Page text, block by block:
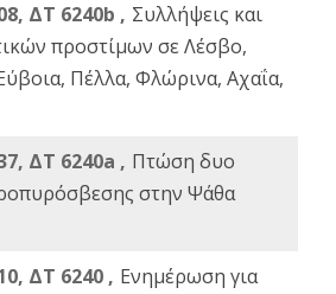
ΔΤ 6240b , Συλλήψεις και
προστίμων σε Λέσβο,
Πέλλα, Φλώρινα, Αχαΐα,
ΔΤ 6240a , Πτώση δυο
στην Ψάθα
ΔΤ 6240 , Ενημέρωση για